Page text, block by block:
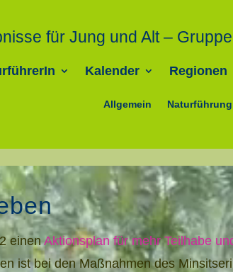
für Jung und Alt –
Kalender Regionen
Allgemein Naturführung
einenAktionsplan für mehr Teilhabe
ist bei den Maßnahmen des